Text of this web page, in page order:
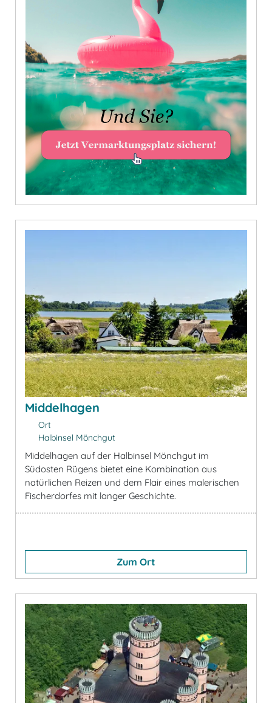
Middelhagen
Ort
Halbinsel Mönchgut
Middelhagen auf der Halbinsel Mönchgut im
Südosten Rügens bietet eine Kombination aus
natürlichen Reizen und dem Flair eines malerischen
Fischerdorfes mit langer Geschichte.
Zum Ort